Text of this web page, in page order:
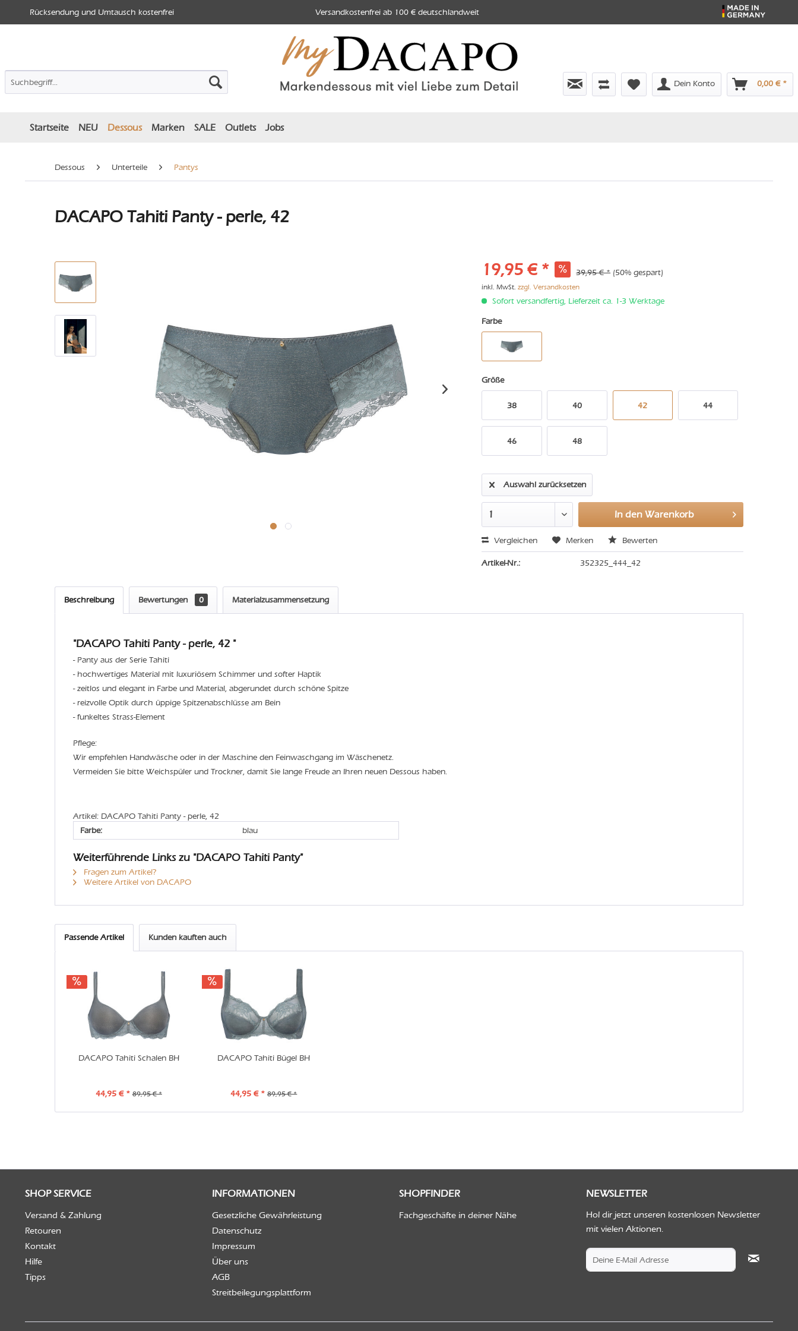
Rücksendung und Umtausch kostenfrei Versandkostenfrei ab 100 € deutschlandweit
Dein Konto 0,00 € *
Startseite NEU Dessous Marken SALE Outlets Jobs
Dessous Unterteile Pantys
DACAPO Tahiti Panty - perle, 42
19,95 € * 39,95 € * (50% gespart)
inkl. MwSt.zzgl. Versandkosten
Sofort versandfertig, Lieferzeit ca. 1-3 Werktage
Farbe
Größe
38 40 42 44
46 48
Auswahl zurücksetzen
In den Warenkorb
Vergleichen Merken Bewerten
Artikel-Nr.: 352325_444_42
Beschreibung Bewertungen 0 Materialzusammensetzung
"DACAPO Tahiti Panty - perle, 42 "
- Panty aus der Serie Tahiti
- hochwertiges Material mit luxuriösem Schimmer und softer Haptik
- zeitlos und elegant in Farbe und Material, abgerundet durch schöne Spitze
- reizvolle Optik durch üppige Spitzenabschlüsse am Bein
- funkeltes Strass-Element
Pflege:
Wir empfehlen Handwäsche oder in der Maschine den Feinwaschgang im Wäschenetz.
Vermeiden Sie bitte Weichspüler und Trockner, damit Sie lange Freude an Ihren neuen Dessous haben.
Artikel: DACAPO Tahiti Panty - perle, 42
Farbe:
blau
Weiterführende Links zu "DACAPO Tahiti Panty"
Fragen zum Artikel?
Weitere Artikel von DACAPO
Passende Artikel Kunden kauften auch
DACAPO Tahiti Schalen BH
44,95 € * 89,95 € *
DACAPO Tahiti Bügel BH
44,95 € * 89,95 € *
SHOP SERVICE
Versand & Zahlung
Retouren
Kontakt
Hilfe
Tipps
INFORMATIONEN
Gesetzliche Gewährleistung
Datenschutz
Impressum
Über uns
AGB
Streitbeilegungsplattform
SHOPFINDER
Fachgeschäfte in deiner Nähe
NEWSLETTER
Hol dir jetzt unseren kostenlosen Newsletter
mit vielen Aktionen.